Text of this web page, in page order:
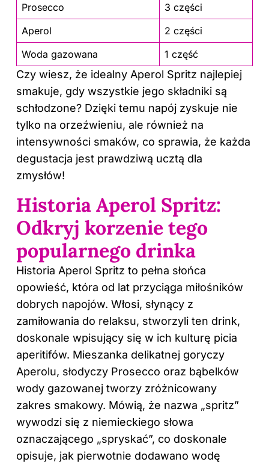
Prosecco
3 części
Aperol
2 części
Woda gazowana
1 część
Czy wiesz, że idealny Aperol Spritz najlepiej
smakuje, gdy wszystkie jego składniki są
schłodzone? Dzięki temu napój zyskuje nie
tylko na orzeźwieniu, ale również na
intensywności smaków, co sprawia, że każda
degustacja jest prawdziwą ucztą dla
zmysłów!
Historia Aperol Spritz:
Odkryj korzenie tego
popularnego drinka
Historia Aperol Spritz to pełna słońca
opowieść, która od lat przyciąga miłośników
dobrych napojów. Włosi, słynący z
zamiłowania do relaksu, stworzyli ten drink,
doskonale wpisujący się w ich kulturę picia
aperitifów. Mieszanka delikatnej goryczy
Aperolu, słodyczy Prosecco oraz bąbelków
wody gazowanej tworzy zróżnicowany
zakres smakowy. Mówią, że nazwa „spritz”
wywodzi się z niemieckiego słowa
oznaczającego „spryskać”, co doskonale
opisuje, jak pierwotnie dodawano wodę